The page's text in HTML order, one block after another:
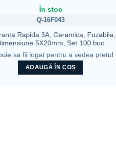
În stoc
Q-16F043
Rapida 3A, Ceramica, Fuzabila,
5X20mm, Set 100 buc
sa fii logat pentru a vedea pretul
ADAUGĂ ÎN COȘ